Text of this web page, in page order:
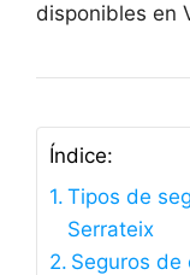
disponibles en
Índice:
Tipos de
Serrateix
Seguros de